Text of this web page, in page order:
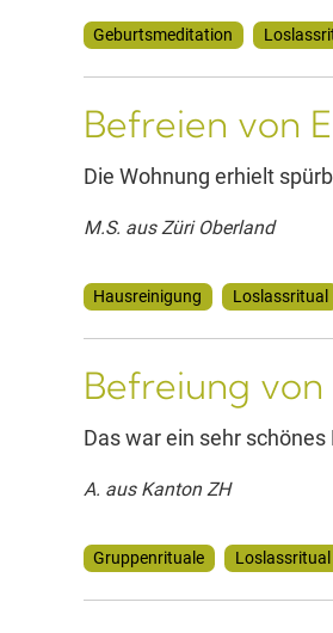
Geburtsmeditation
Befreien von
Die Wohnung erhielt
M.S. aus Züri Oberland
Hausreinigung Loslassritual
Befreiung
Das war ein sehr
A. aus Kanton ZH
Gruppenrituale Loslassritual